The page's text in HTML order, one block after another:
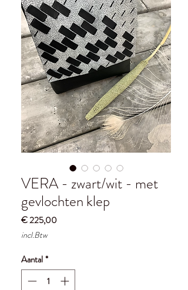
VERA - zwart/wit - met
gevlochten klep
€ 225,00Prijs
incl.Btw
Aantal*